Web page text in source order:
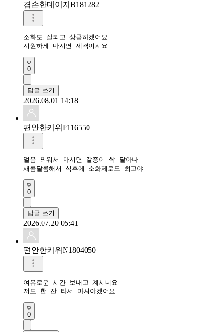
겸손한데이지B181282
소화도 잘되고 상큼하겠어요
시원하게 마시면 제격이지요
0
답글 쓰기
2026.08.01 14:18
편안한키위P116550
얼음 띄워서 마시면 갈증이 싹 달아나
새콤달콤해서 식후에 소화제로도 최고야
0
답글 쓰기
2026.07.20 05:41
편안한키위N1804050
여유로운 시간 보내고 계시네요
저도 한 잔 타서 마셔야겠어요
0